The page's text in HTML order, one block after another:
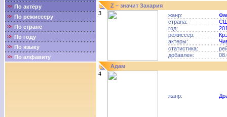
По актёру
По режиссеру
По стране
По году
По языку
По алфавиту
Z – значит Захария
3
жанр:
страна:
год:
режиссер:
актеры:
статистика:
добавлен:
Адам
4
жанр: